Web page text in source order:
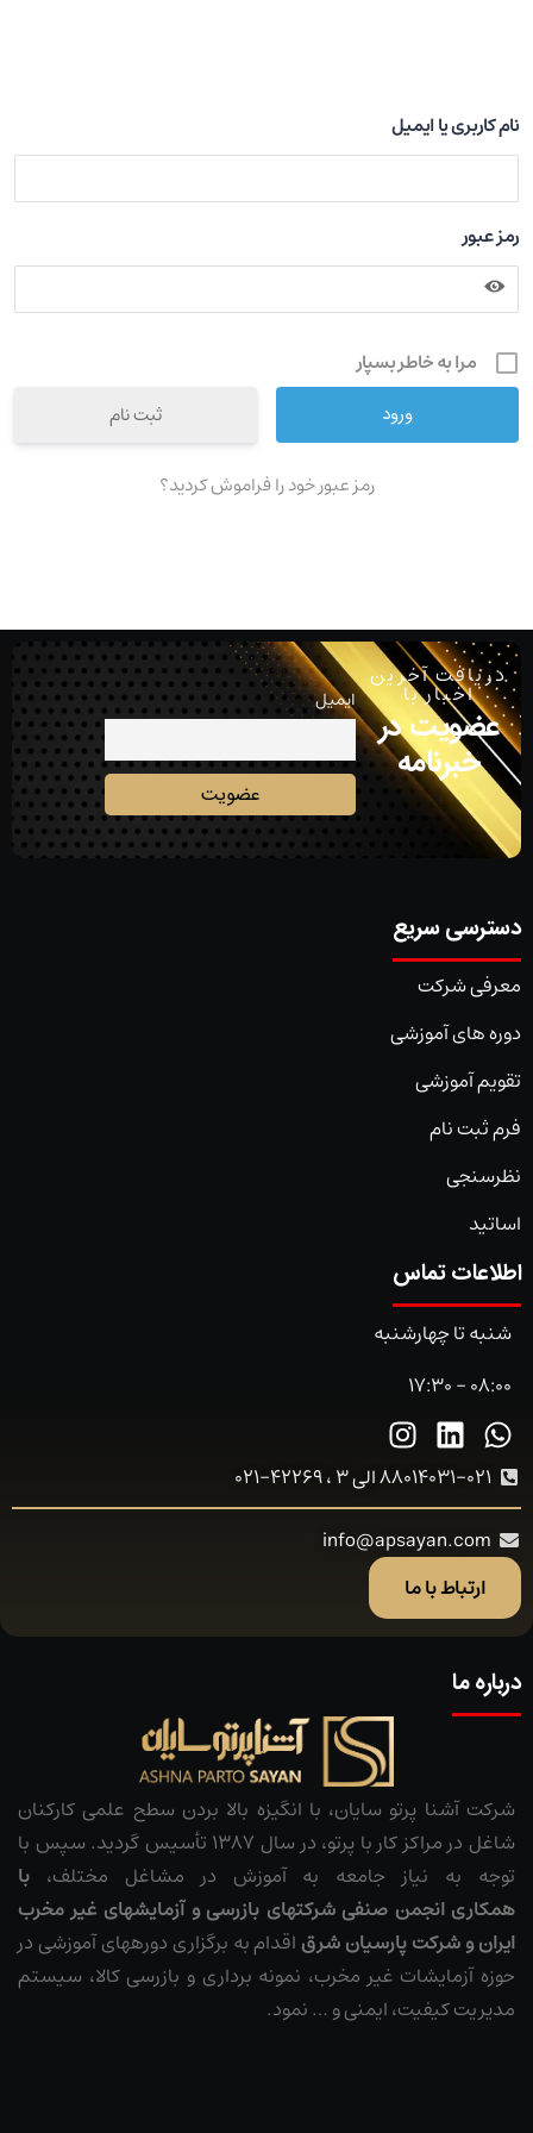
نام کاربری یا ایمیل
رمز عبور
مرا به خاطر بسپار
ثبت نام
رمز عبور خود را فراموش کردید؟
دریافت آخرین
اخبار با
عضویت در
خبرنامه
ایمیل
دسترسی سریع
معرفی شرکت
دوره های آموزشی
تقویم آموزشی
فرم ثبت نام
نظرسنجی
اساتید
اطلاعات تماس
شنبه تا چهارشنبه
08:00 - 17:30
88014031-021 الی 3 ، 42269-021
info@apsayan.com
ارتباط با ما
درباره ما
شرکت آشنا پرتو سایان، با انگیزه بالا بردن سطح علمی کارکنان
شاغل در مراکز کار با پرتو، در سال 1387 تأسیس گردید. سپس با
توجه به نیاز جامعه به آموزش در مشاغل مختلف، با
همکاریانجمن صنفی شرکت­های بازرسی و آزمایش­های غیر مخرب
ایرانو شرکت پارسیان شرق اقدام به برگزاری دوره­های آموزشی در
حوزه آزمایشات غیر مخرب، نمونه ­برداری و بازرسی کالا، سیستم
مدیریت کیفیت، ایمنی و … نمود.